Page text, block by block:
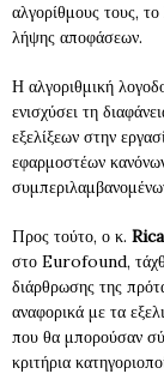
αλγορίθμους τους,
λήψης αποφάσεων.
Η αλγοριθμική
ενισχύσει τη
εξελίξεων στην
εφαρμοστέων
Προς τούτο, ο κ.
στο Eurofound,
διάρθρωσης της
αναφορικά με τα
που θα μπορούσαν
κριτήρια